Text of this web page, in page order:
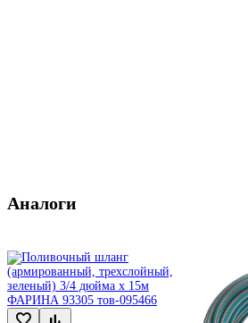
Аналоги